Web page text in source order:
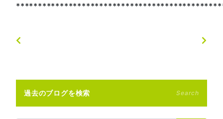
過去のブログを検索 Search